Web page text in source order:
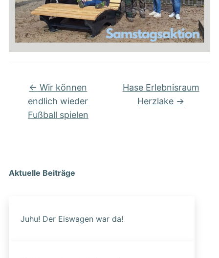
Aktuelle Beiträge
Juhu! Der Eiswagen war da!
← Wir können
endlich wieder
Fußball spielen
Hase Erlebnisraum
Herzlake →